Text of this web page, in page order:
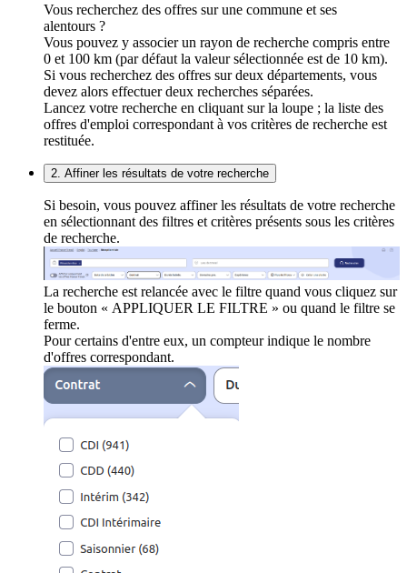
Vous recherchez des offres sur une commune et ses
alentours ?
Vous pouvez y associer un rayon de recherche compris entre
0 et 100 km (par défaut la valeur sélectionnée est de 10 km).
Si vous recherchez des offres sur deux départements, vous
devez alors effectuer deux recherches séparées.
Lancez votre recherche en cliquant sur la loupe ; la liste des
offres d'emploi correspondant à vos critères de recherche est
restituée.
2. Affiner les résultats de votre recherche
Si besoin, vous pouvez affiner les résultats de votre recherche
en sélectionnant des filtres et critères présents sous les critères
de recherche.
La recherche est relancée avec le filtre quand vous cliquez sur
le bouton « APPLIQUER LE FILTRE » ou quand le filtre se
ferme.
Pour certains d'entre eux, un compteur indique le nombre
d'offres correspondant.